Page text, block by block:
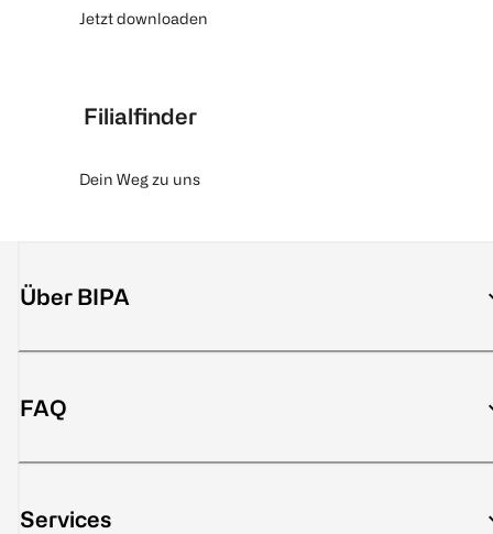
Jetzt downloaden
Filialfinder
Dein Weg zu uns
Über BIPA
FAQ
Services